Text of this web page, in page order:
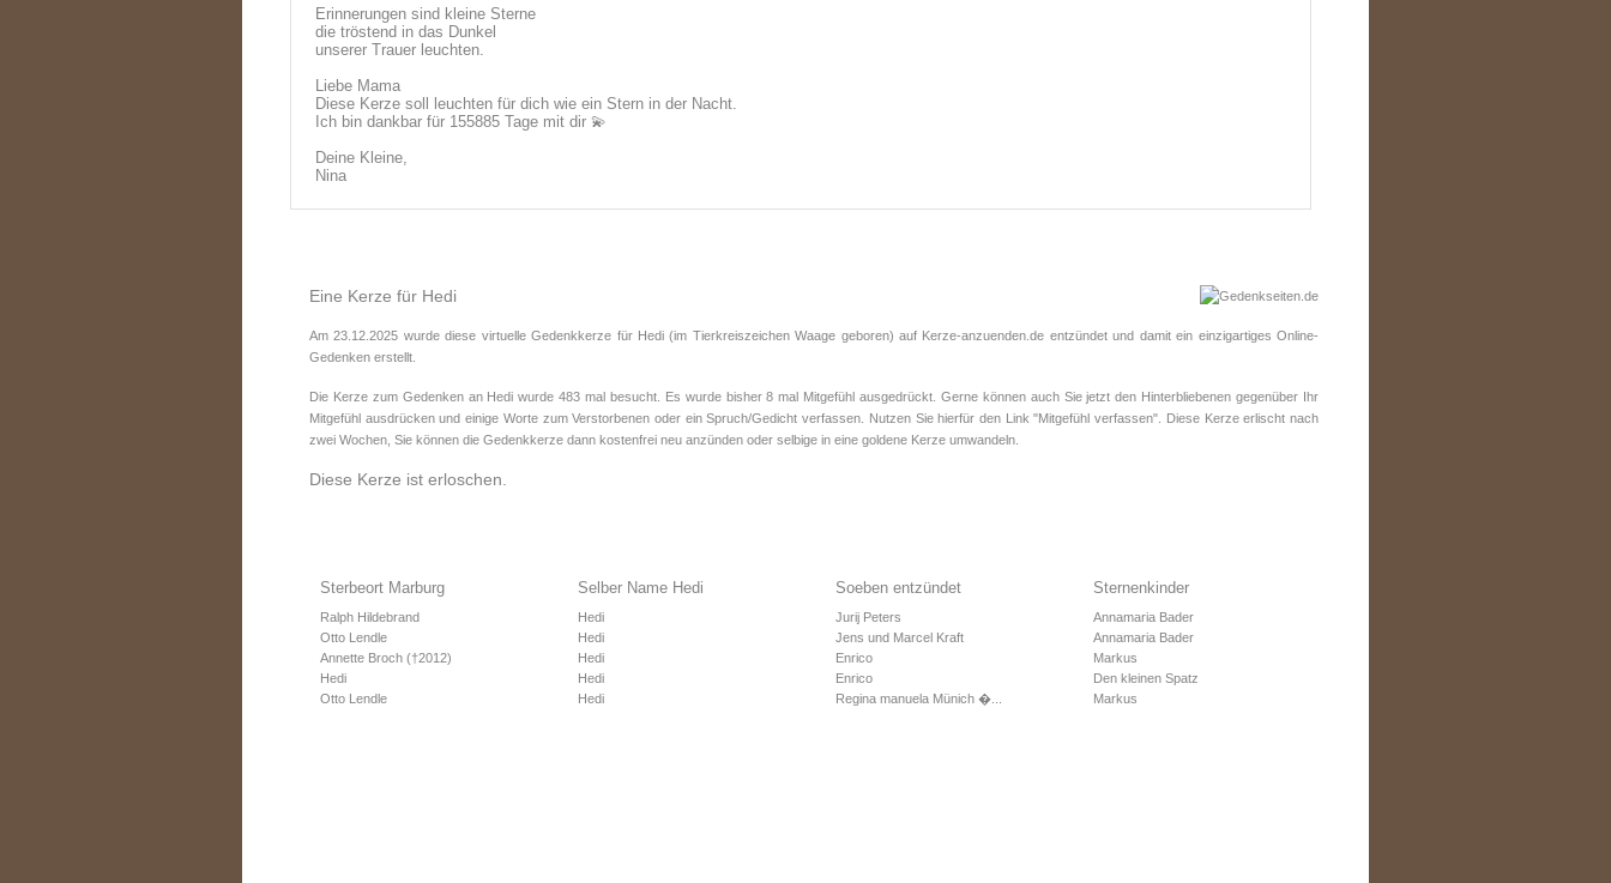
Erinnerungen sind kleine Sterne
die tröstend in das Dunkel
unserer Trauer leuchten.
Liebe Mama
Diese Kerze soll leuchten für dich wie ein Stern in der Nacht.
Ich bin dankbar für 155885 Tage mit dir 💫
Deine Kleine,
Nina
Eine Kerze für Hedi
Am 23.12.2025 wurde diese virtuelle Gedenkkerze für Hedi (im TierkreiszeichenWaage geboren) auf Kerze-anzuenden.de entzündet und damit ein einzigartiges Online-
Gedenken erstellt.
Die Kerze zum Gedenken an Hedi wurde 483 mal besucht. Es wurde bisher 8 mal Mitgefühl ausgedrückt. Gerne können auch Sie jetzt den Hinterbliebenen gegenüber Ihr
Mitgefühl ausdrücken und einige Worte zum Verstorbenen oder ein Spruch/Gedicht verfassen. Nutzen Sie hierfür den Link "Mitgefühl verfassen". Diese Kerze erlischt nach
zwei Wochen, Sie können die Gedenkkerze dann kostenfrei neu anzünden oder selbige in eine goldene Kerze umwandeln.
Diese Kerze ist erloschen.
Sterbeort Marburg
Ralph Hildebrand
Otto Lendle
Annette Broch (†2012)
Hedi
Otto Lendle
Selber Name Hedi
Hedi
Hedi
Hedi
Hedi
Hedi
Soeben entzündet
Jurij Peters
Jens und Marcel Kraft
Enrico
Enrico
Regina manuela Münich �...
Sternenkinder
Annamaria Bader
Annamaria Bader
Markus
Den kleinen Spatz
Markus